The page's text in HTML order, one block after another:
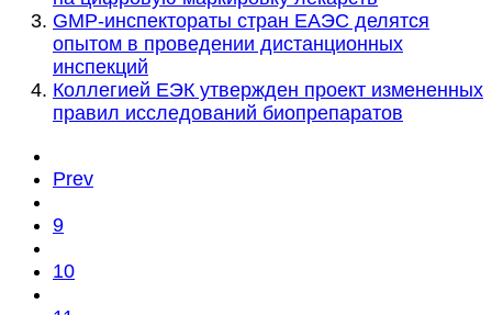
GMP-инспектораты стран ЕАЭС делятся
опытом в проведении дистанционных
инспекций
Коллегией ЕЭК утвержден проект измененных
правил исследований биопрепаратов
Prev
9
10